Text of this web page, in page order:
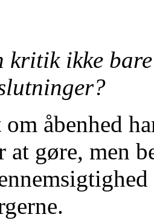
ikke
åbenhed
at gøre, men